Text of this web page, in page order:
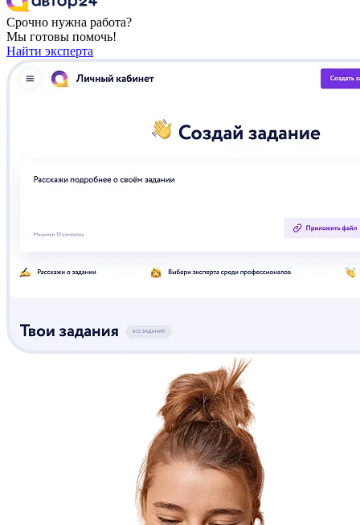
Срочно нужна работа?
Мы готовы помочь!
Найти эксперта